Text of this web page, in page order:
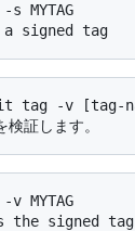
MYTAG
a signed tag
MYTAG
the signed tag